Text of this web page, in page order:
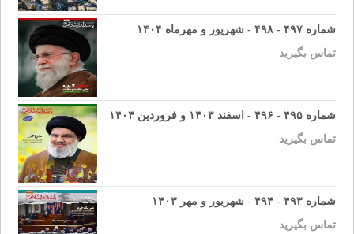
شماره ۴۹۷ - ۴۹۸ - شهریور و مهرماه ۱۴۰۴
تماس بگیرید
شماره ۴۹۵ - ۴۹۶ - اسفند ۱۴۰۳ و فروردین ۱۴۰۴
تماس بگیرید
شماره ۴۹۳ - ۴۹۴ - شهریور و مهر ۱۴۰۳
تماس بگیرید